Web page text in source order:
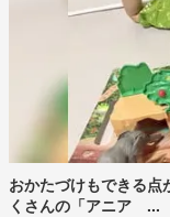
おかたづけもできる
くさんの「アニア ...